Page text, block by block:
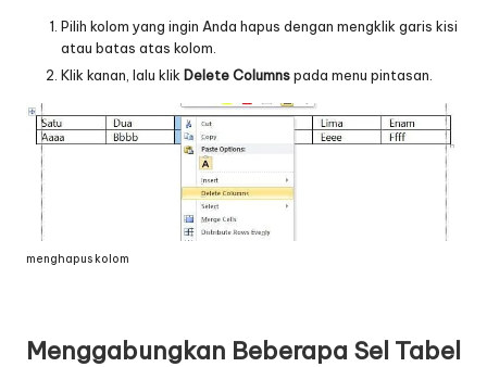
Pilih kolom yang ingin Anda hapus dengan mengklik garis kisi
atau batas atas kolom.
Klik kanan, lalu klik Delete Columnspada menu pintasan.
menghapus kolom
Menggabungkan Beberapa Sel Tabel